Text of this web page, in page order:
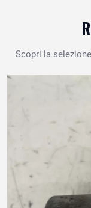
Scopri la